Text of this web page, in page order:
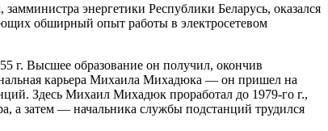
энергетики Республики Беларусь, оказался
обширный опыт работы в электросетевом
г. Высшее образование он получил, окончив
карьера Михаила Михадюка — он пришел на
Здесь Михаил Михадюк проработал до 1979-го г.,
а затем — начальника службы подстанций трудился